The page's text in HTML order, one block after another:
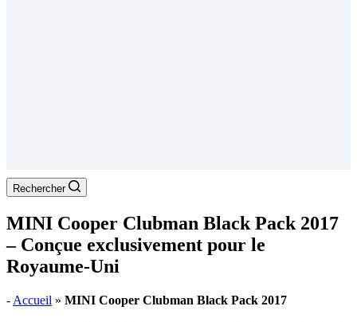
Rechercher
MINI Cooper Clubman Black Pack 2017
– Conçue exclusivement pour le
Royaume-Uni
- Accueil » MINI Cooper Clubman Black Pack 2017